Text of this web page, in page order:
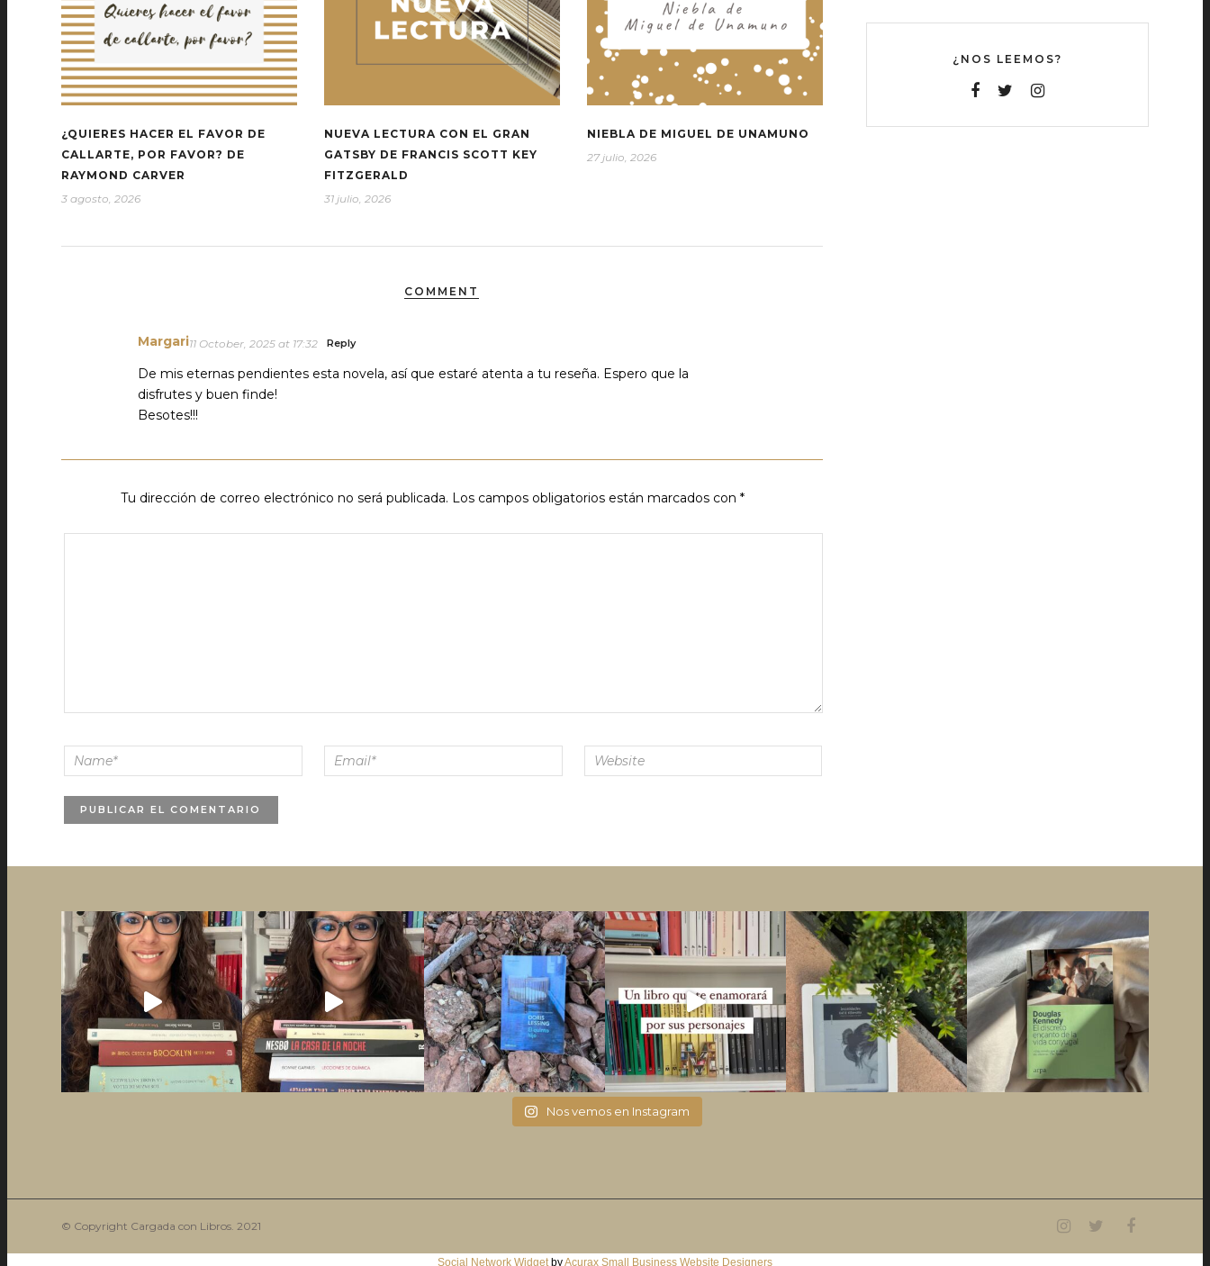
¿QUIERES HACER EL FAVOR DE
CALLARTE, POR FAVOR? DE
RAYMOND CARVER
3 agosto, 2026
NUEVA LECTURA CON EL GRAN
GATSBY DE FRANCIS SCOTT KEY
FITZGERALD
31 julio, 2026
NIEBLA DE MIGUEL DE UNAMUNO
27 julio, 2026
COMMENT
Margari11 October, 2025 at 17:32 Reply
De mis eternas pendientes esta novela, así que estaré atenta a tu reseña. Espero que la
disfrutes y buen finde!
Besotes!!!
Tu dirección de correo electrónico no será publicada. Los campos obligatorios están marcados con *
¿NOS LEEMOS?
Nos vemos en Instagram
© Copyright Cargada con Libros. 2021
Social Network WidgetbyAcurax Small Business Website Designers